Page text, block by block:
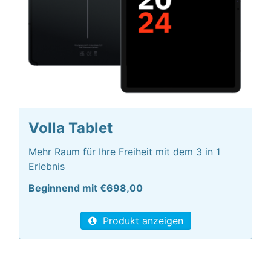
Volla Tablet
Mehr Raum für Ihre Freiheit mit dem 3 in 1
Erlebnis
Beginnend mit €698,00
Produkt anzeigen